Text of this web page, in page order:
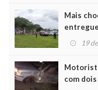
Mais
19
com